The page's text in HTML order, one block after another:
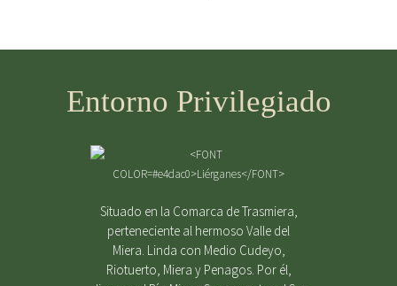
Entorno Privilegiado
Situado en la Comarca de Trasmiera,
perteneciente al hermoso Valle del
Miera. Linda con Medio Cudeyo,
Riotuerto, Miera y Penagos. Por él,